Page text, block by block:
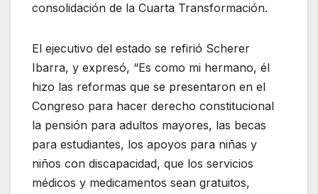
consolidación de la Cuarta Transformación.
El ejecutivo del estado se refirió Scherer
Ibarra, y expresó, “Es como mi hermano, él
hizo las reformas que se presentaron en el
Congreso para hacer derecho constitucional
la pensión para adultos mayores, las becas
para estudiantes, los apoyos para niñas y
niños con discapacidad, que los servicios
médicos y medicamentos sean gratuitos,